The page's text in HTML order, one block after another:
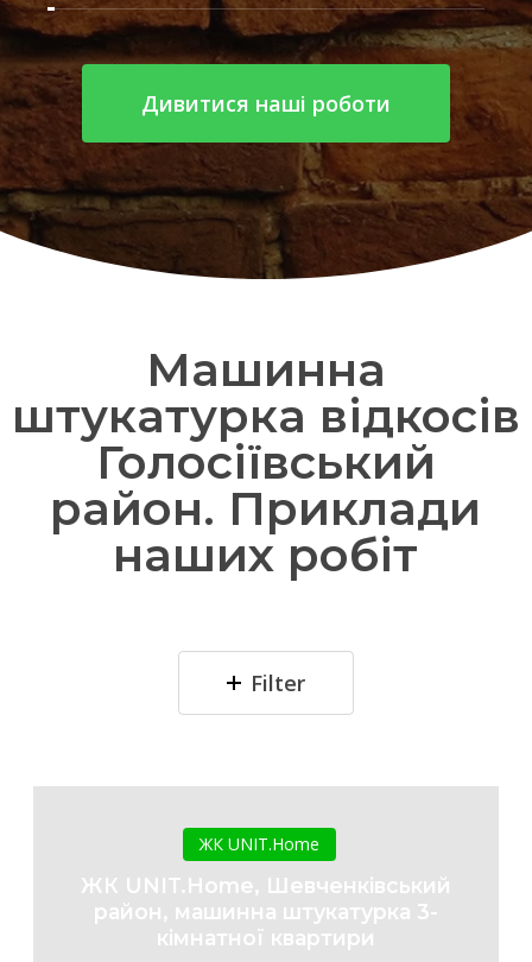
Дивитися наші роботи
Машинна
штукатурка відкосів
Голосіївський
район. Приклади
наших робіт
Filter
UNIT.Home,
Шевченківський
район,
машинна
штукатурка
ЖК UNIT.Home
ЖК UNIT.Home, Шевченківський
район, машинна штукатурка 3-
кімнатної квартири